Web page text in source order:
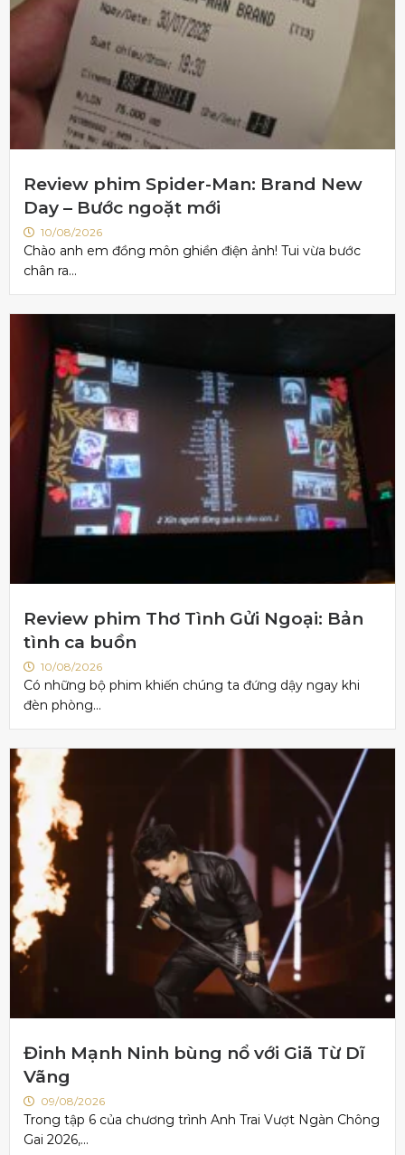
Review phim Spider-Man: Brand New
Day – Bước ngoặt mới
10/08/2026
Chào anh em đồng môn ghiền điện ảnh! Tui vừa bước
chân ra...
Review phim Thơ Tình Gửi Ngoại: Bản
tình ca buồn
10/08/2026
Có những bộ phim khiến chúng ta đứng dậy ngay khi
đèn phòng...
Đinh Mạnh Ninh bùng nổ với Giã Từ Dĩ
Vãng
09/08/2026
Trong tập 6 của chương trình Anh Trai Vượt Ngàn Chông
Gai 2026,...